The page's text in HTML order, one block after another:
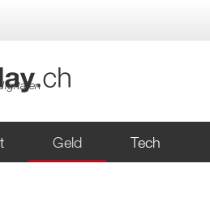
Geld Tech